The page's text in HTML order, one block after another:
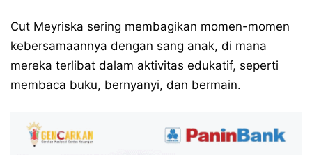
Cut Meyriska sering membagikan momen-momen
kebersamaannya dengan sang anak, di mana
mereka terlibat dalam aktivitas edukatif, seperti
membaca buku, bernyanyi, dan bermain.